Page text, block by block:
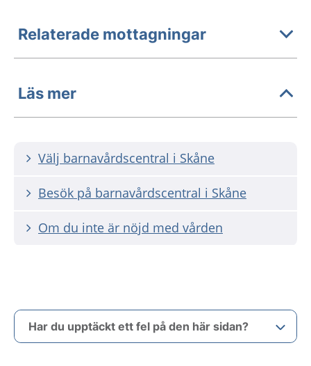
Relaterade mottagningar
Läs mer
Välj barnavårdscentral i Skåne
Besök på barnavårdscentral i Skåne
Om du inte är nöjd med vården
Har du upptäckt ett fel på den här sidan?